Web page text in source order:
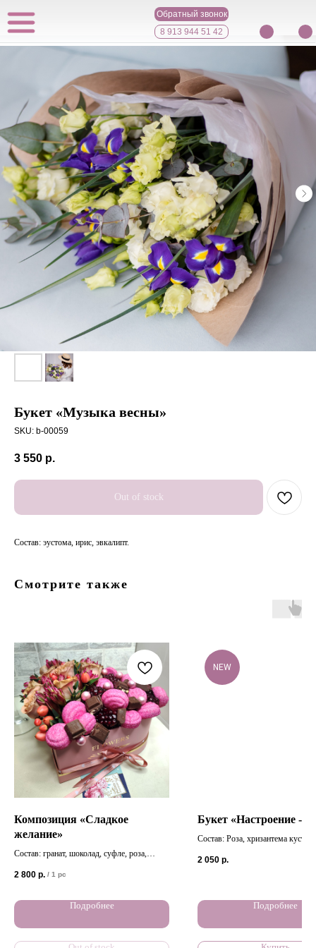
8 913 944 51 42
Обратный звонок
Букет «Музыка весны»
SKU: b-00059
3 550 р.
Out of stock
Состав: эустома, ирис, эвкалипт.
Смотрите также
Композиция «Сладкое
желание»
Состав: гранат, шоколад, суфле, роза,
2 800 р. / 1 pc
Подробнее
NEW
Букет «Настроение -
Состав: Роза, хризантема
зеленая), упаковка, лента,
2 050 р.
Подробнее